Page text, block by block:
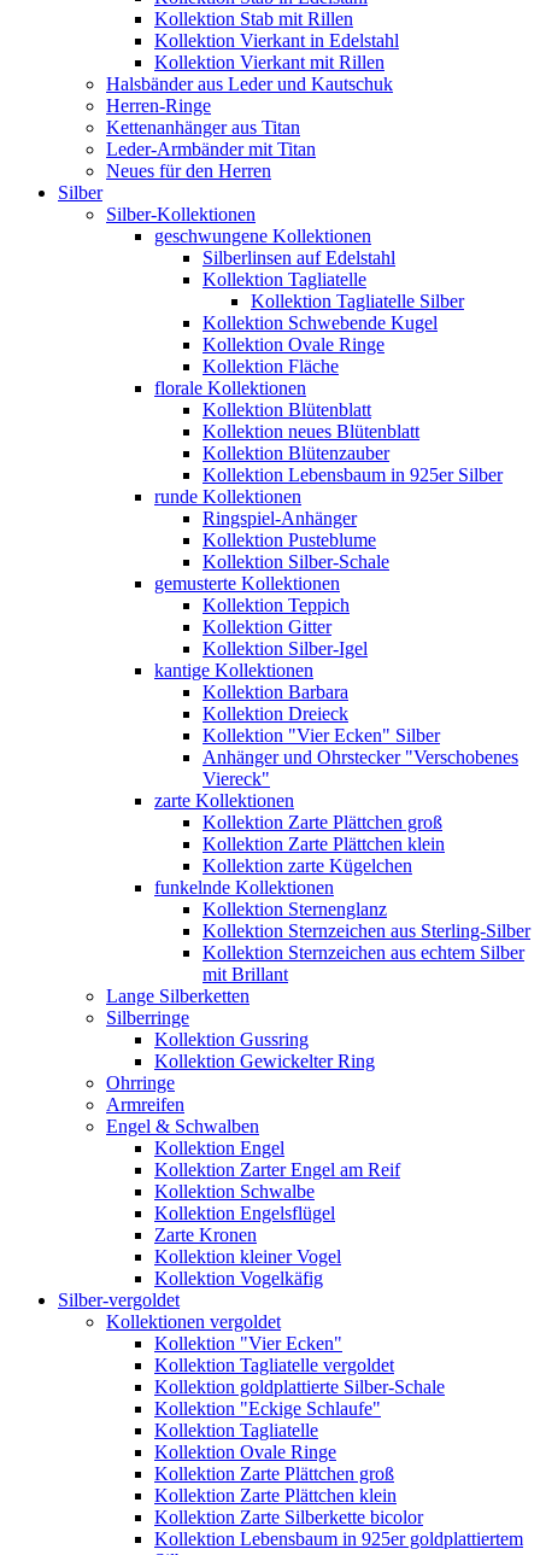
Kollektion Stab mit Rillen
Kollektion Vierkant in Edelstahl
Kollektion Vierkant mit Rillen
Halsbänder aus Leder und Kautschuk
Herren-Ringe
Kettenanhänger aus Titan
Leder-Armbänder mit Titan
Neues für den Herren
Silber
Silber-Kollektionen
geschwungene Kollektionen
Silberlinsen auf Edelstahl
Kollektion Tagliatelle
Kollektion Tagliatelle Silber
Kollektion Schwebende Kugel
Kollektion Ovale Ringe
Kollektion Fläche
florale Kollektionen
Kollektion Blütenblatt
Kollektion neues Blütenblatt
Kollektion Blütenzauber
Kollektion Lebensbaum in 925er Silber
runde Kollektionen
Ringspiel-Anhänger
Kollektion Pusteblume
Kollektion Silber-Schale
gemusterte Kollektionen
Kollektion Teppich
Kollektion Gitter
Kollektion Silber-Igel
kantige Kollektionen
Kollektion Barbara
Kollektion Dreieck
Kollektion "Vier Ecken" Silber
Anhänger und Ohrstecker "Verschobenes
Viereck"
zarte Kollektionen
Kollektion Zarte Plättchen groß
Kollektion Zarte Plättchen klein
Kollektion zarte Kügelchen
funkelnde Kollektionen
Kollektion Sternenglanz
Kollektion Sternzeichen aus Sterling-Silber
Kollektion Sternzeichen aus echtem Silber
mit Brillant
Lange Silberketten
Silberringe
Kollektion Gussring
Kollektion Gewickelter Ring
Ohrringe
Armreifen
Engel & Schwalben
Kollektion Engel
Kollektion Zarter Engel am Reif
Kollektion Schwalbe
Kollektion Engelsflügel
Zarte Kronen
Kollektion kleiner Vogel
Kollektion Vogelkäfig
Silber-vergoldet
Kollektionen vergoldet
Kollektion "Vier Ecken"
Kollektion Tagliatelle vergoldet
Kollektion goldplattierte Silber-Schale
Kollektion "Eckige Schlaufe"
Kollektion Tagliatelle
Kollektion Ovale Ringe
Kollektion Zarte Plättchen groß
Kollektion Zarte Plättchen klein
Kollektion Zarte Silberkette bicolor
Kollektion Lebensbaum in 925er goldplattiertem